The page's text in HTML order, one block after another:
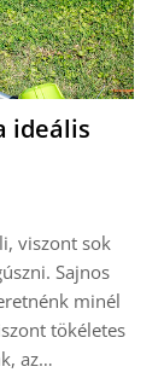
ideális
viszont sok
Sajnos
minél
tökéletes
az…